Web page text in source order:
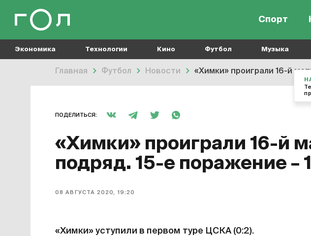
Спорт
Экономика Технологии Кино Футбол Музыка
Главная Футбол Новости «Химки» проиграли 16-й
ПОДЕЛИТЬСЯ:
«Химки» проиграли 16-й
подряд. 15-е поражение –
08 АВГУСТА 2020, 19:20
«Химки» уступили в первом туре ЦСКА (0:2).